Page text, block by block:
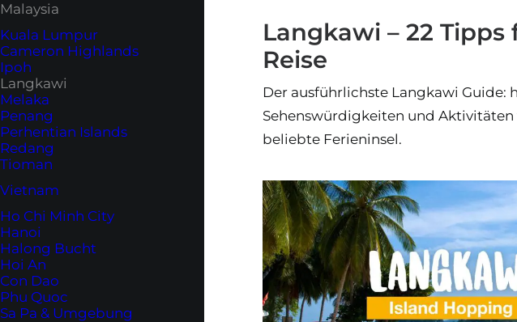
Malaysia
Kuala Lumpur
Cameron Highlands
Ipoh
Langkawi
Melaka
Penang
Perhentian Islands
Redang
Tioman
Vietnam
Ho Chi Minh City
Hanoi
Halong Bucht
Hoi An
Con Dao
Phu Quoc
Sa Pa & Umgebung
Langkawi – 22 Tipps
Reise
Der ausführlichste Langkawi Guide:
Sehenswürdigkeiten und Aktivitäten
beliebte Ferieninsel.